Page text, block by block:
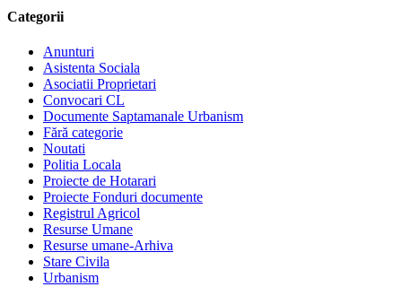
Categorii
Anunturi
Asistenta Sociala
Asociatii Proprietari
Convocari CL
Documente Saptamanale Urbanism
Fără categorie
Noutati
Politia Locala
Proiecte de Hotarari
Proiecte Fonduri documente
Registrul Agricol
Resurse Umane
Resurse umane-Arhiva
Stare Civila
Urbanism